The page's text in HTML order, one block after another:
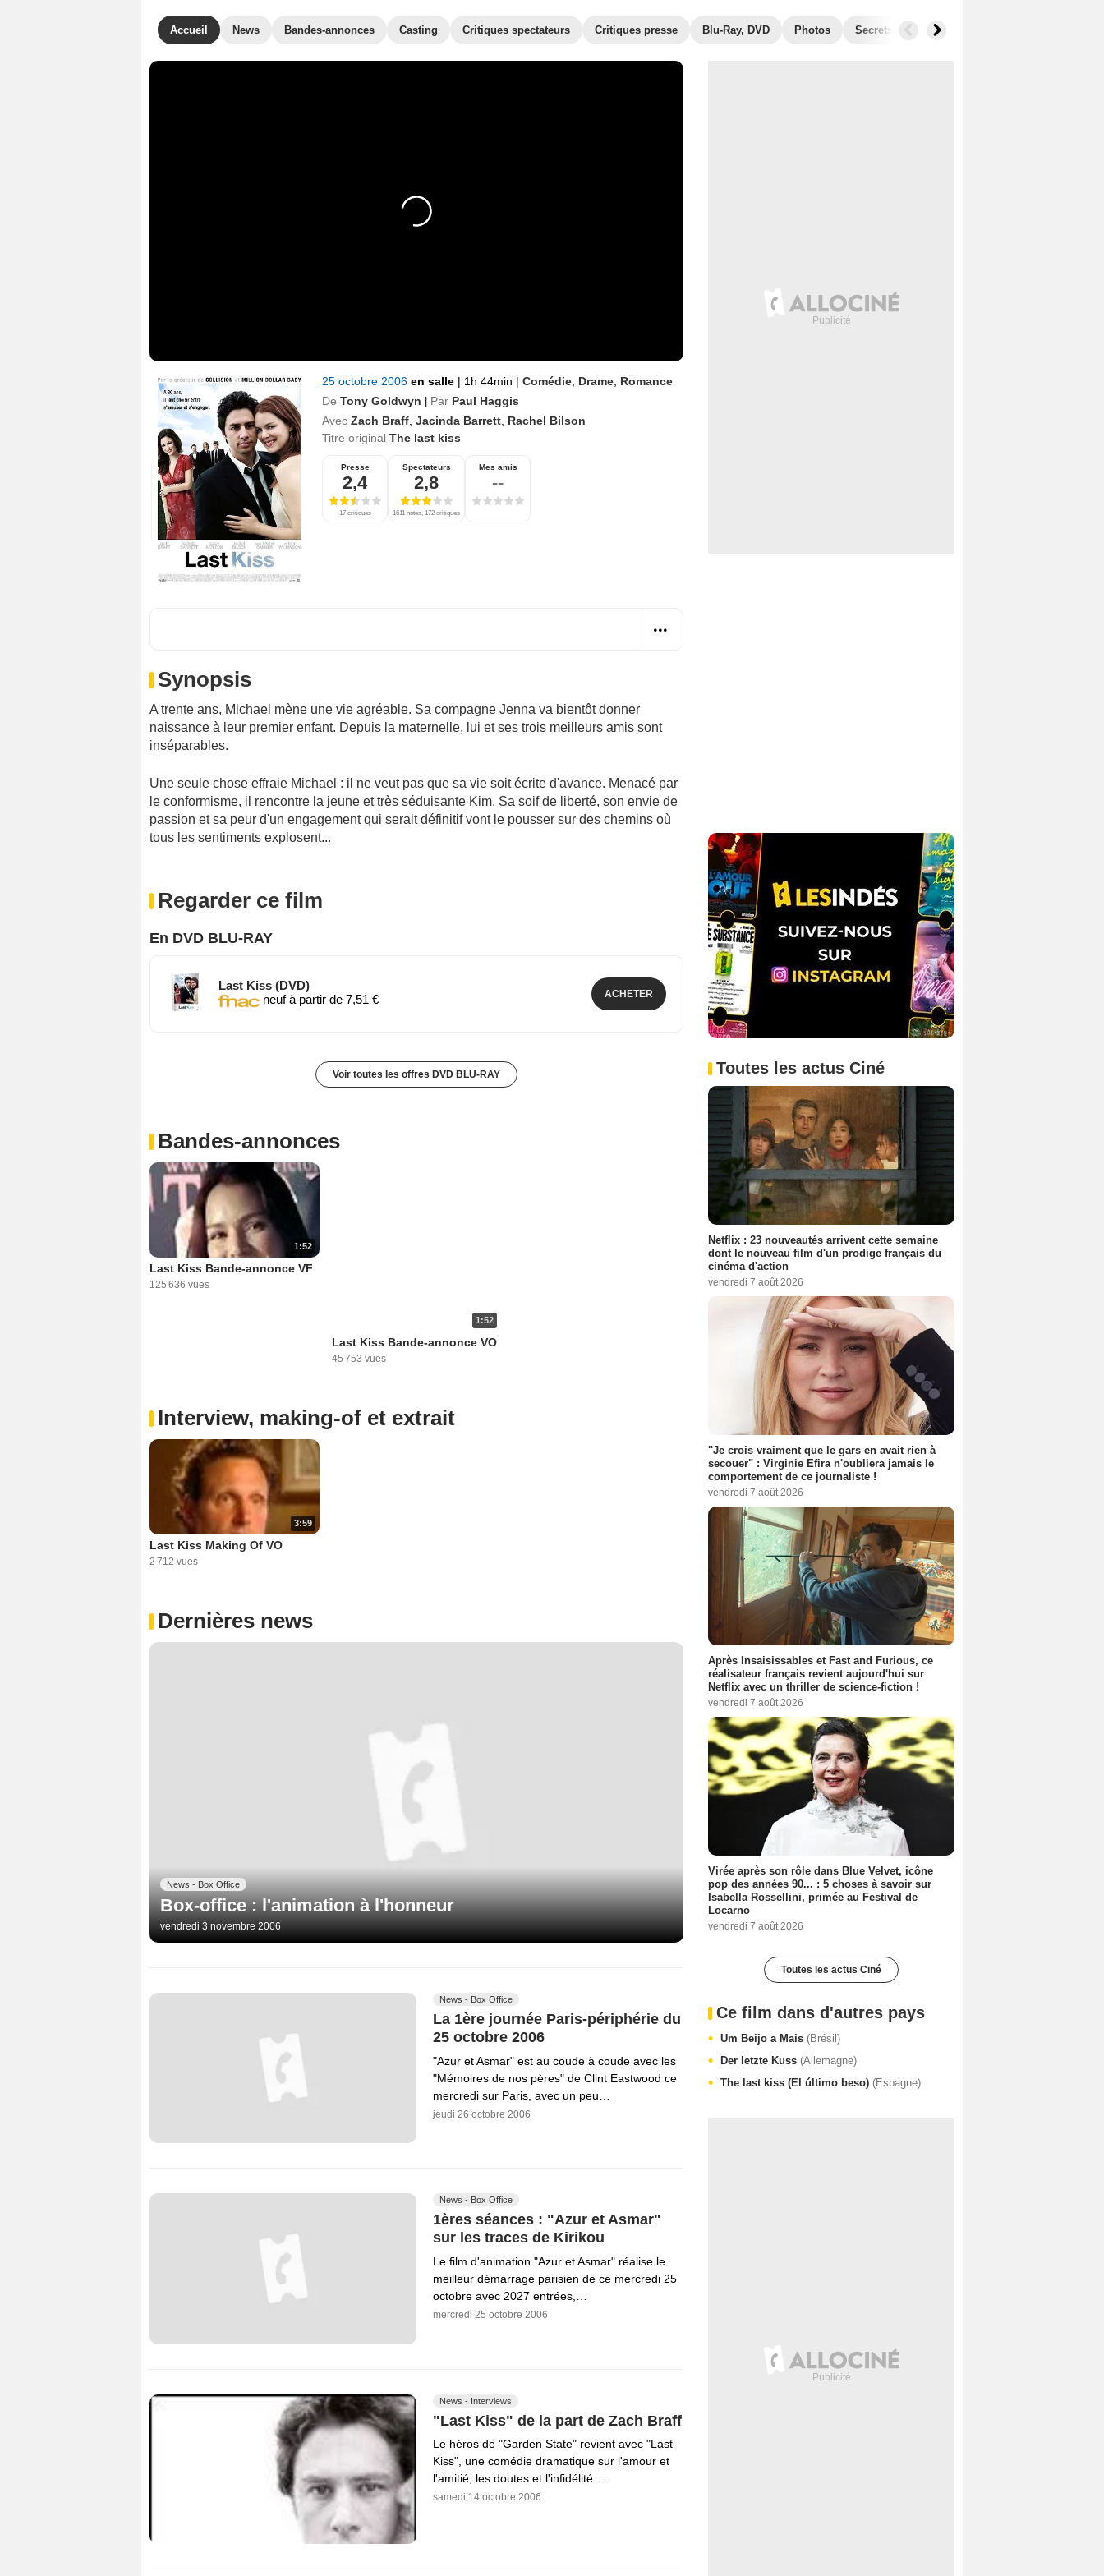
Accueil News Bandes-annonces Casting Critiques spectateurs Critiques presse Blu-Ray, DVD Photos Secrets de tournage
25 octobre 2006 en salle | 1h 44min | Comédie Drame Romance
De Tony Goldwyn | Par Paul Haggis
Avec Zach Braff Jacinda Barrett Rachel Bilson
Titre original The last kiss
Presse
2,4
17 critiques
Spectateurs
2,8
1611 notes, 172 critiques
Mes amis
--
Synopsis
A trente ans, Michael mène une vie agréable. Sa compagne Jenna va bientôt donner
naissance à leur premier enfant. Depuis la maternelle, lui et ses trois meilleurs amis sont
inséparables.
Une seule chose effraie Michael : il ne veut pas que sa vie soit écrite d'avance. Menacé par
le conformisme, il rencontre la jeune et très séduisante Kim. Sa soif de liberté, son envie de
passion et sa peur d'un engagement qui serait définitif vont le pousser sur des chemins où
tous les sentiments explosent...
Regarder ce film
En DVD BLU-RAY
Last Kiss (DVD)
neuf à partir de 7,51 €
ACHETER
Voir toutes les offres DVD BLU-RAY
Bandes-annonces
1:52
Last Kiss Bande-annonce VF
125 636 vues
1:52
Last Kiss Bande-annonce VO
45 753 vues
Interview, making-of et extrait
3:59
Last Kiss Making Of VO
2 712 vues
Dernières news
News - Box Office
Box-office : l'animation à l'honneur
vendredi 3 novembre 2006
News - Box Office
La 1ère journée Paris-périphérie du
25 octobre 2006
"Azur et Asmar" est au coude à coude avec les
"Mémoires de nos pères" de Clint Eastwood ce
mercredi sur Paris, avec un peu…
jeudi 26 octobre 2006
News - Box Office
1ères séances : "Azur et Asmar"
sur les traces de Kirikou
Le film d'animation "Azur et Asmar" réalise le
meilleur démarrage parisien de ce mercredi 25
octobre avec 2027 entrées,…
mercredi 25 octobre 2006
News - Interviews
"Last Kiss" de la part de Zach Braff
Le héros de "Garden State" revient avec "Last
Kiss", une comédie dramatique sur l'amour et
l'amitié, les doutes et l'infidélité.…
samedi 14 octobre 2006
Toutes les actus Ciné
Netflix : 23 nouveautés arrivent cette semaine
dont le nouveau film d'un prodige français du
cinéma d'action
vendredi 7 août 2026
"Je crois vraiment que le gars en avait rien à
secouer" : Virginie Efira n'oubliera jamais le
comportement de ce journaliste !
vendredi 7 août 2026
Après Insaisissables et Fast and Furious, ce
réalisateur français revient aujourd'hui sur
Netflix avec un thriller de science-fiction !
vendredi 7 août 2026
Virée après son rôle dans Blue Velvet, icône
pop des années 90... : 5 choses à savoir sur
Isabella Rossellini, primée au Festival de
Locarno
vendredi 7 août 2026
Toutes les actus Ciné
Ce film dans d'autres pays
Um Beijo a Mais (Brésil)
Der letzte Kuss (Allemagne)
The last kiss (El último beso) (Espagne)